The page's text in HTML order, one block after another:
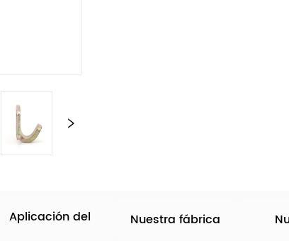
Aplicación del Nuestra fábrica